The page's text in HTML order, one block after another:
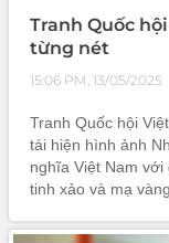
Tranh Quốc
từng nét
15:06 PM, 13/05/2025
Tranh Quốc hội
tái hiện hình ảnh
nghĩa Việt Nam
tinh xảo và mạ
việc, mà còn là